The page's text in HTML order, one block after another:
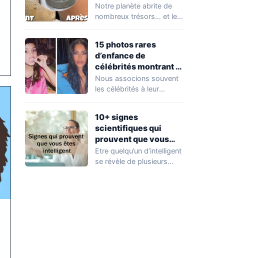
avantages pour la
peau à connaître
Notre planète abrite de
nombreux trésors… et les
15 photos rares
d’enfance de
célébrités montrant à
quel point elles ont
changé au fil du temps
Nous associons souvent
les célébrités à leur
10+ signes
scientifiques qui
prouvent que vous
êtes plus intelligent
que vous ne le pensez
Etre quelqu’un d’intelligent
se révèle de plusieurs